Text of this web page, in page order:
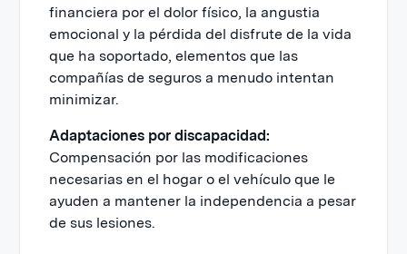
financiera por el dolor físico, la angustia
emocional y la pérdida del disfrute de la vida
que ha soportado, elementos que las
compañías de seguros a menudo intentan
minimizar.
Adaptaciones por discapacidad:
Compensación por las modificaciones
necesarias en el hogar o el vehículo que le
ayuden a mantener la independencia a pesar
de sus lesiones.